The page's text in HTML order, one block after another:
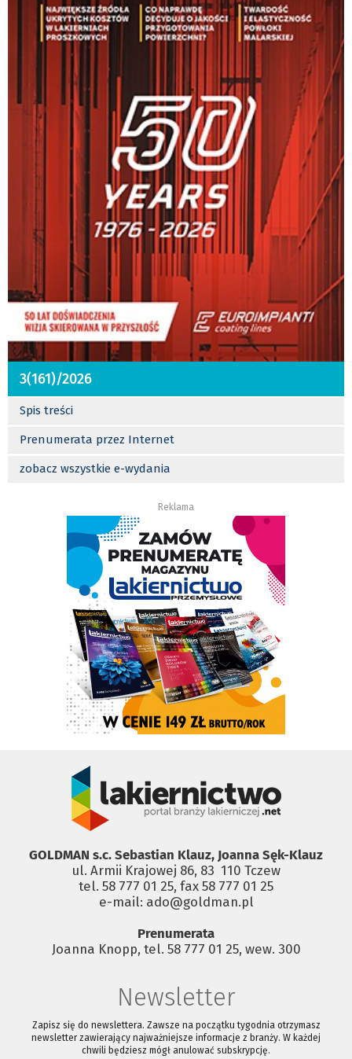
3(161)/2026
Spis treści
Prenumerata przez Internet
zobacz wszystkie e-wydania
Reklama
GOLDMAN s.c. Sebastian Klauz, Joanna Sęk-Klauz
ul. Armii Krajowej 86, 83 ­ 110 Tczew
tel. 58 777 01 25, fax 58 777 01 25
e-mail: ado@goldman.pl
Prenumerata
Joanna Knopp, tel. 58 777 01 25, wew. 300
Newsletter
Zapisz się do newslettera. Zawsze na początku tygodnia otrzymasz
newsletter zawierający najważniejsze informacje z branży. W każdej
chwili będziesz mógł anulować subskrypcję.